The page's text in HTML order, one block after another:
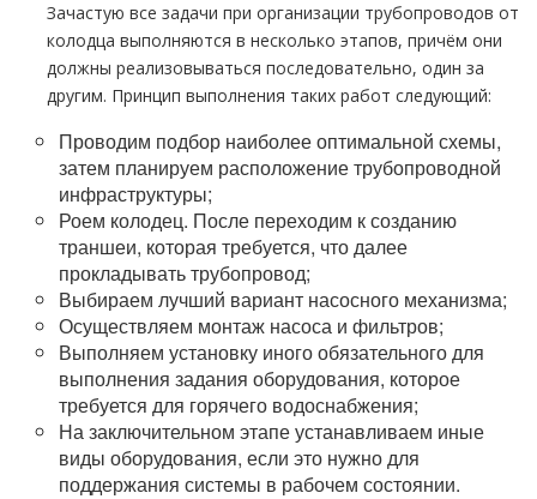
Зачастую все задачи при организации трубопроводов от
колодца выполняются в несколько этапов, причём они
должны реализовываться последовательно, один за
другим. Принцип выполнения таких работ следующий:
Проводим подбор наиболее оптимальной схемы,
затем планируем расположение трубопроводной
инфраструктуры;
Роем колодец. После переходим к созданию
траншеи, которая требуется, что далее
прокладывать трубопровод;
Выбираем лучший вариант насосного механизма;
Осуществляем монтаж насоса и фильтров;
Выполняем установку иного обязательного для
выполнения задания оборудования, которое
требуется для горячего водоснабжения;
На заключительном этапе устанавливаем иные
виды оборудования, если это нужно для
поддержания системы в рабочем состоянии.